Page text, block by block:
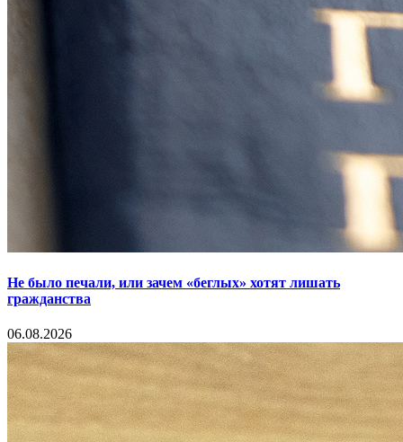
Не было печали, или зачем «беглых» хотят лишать
гражданства
06.08.2026